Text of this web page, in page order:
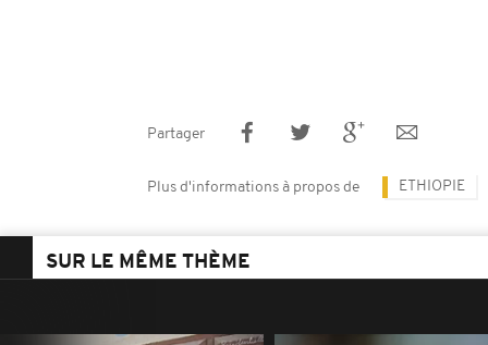
Partager
Plus d'informations à propos de ETHIOPIE
SUR LE MÊME THÈME